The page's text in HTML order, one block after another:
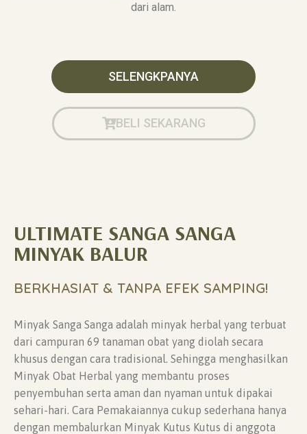
dari alam.
SELENGKPANYA
BELI SEKARANG
ULTIMATE SANGA SANGA
MINYAK BALUR
BERKHASIAT & TANPA EFEK SAMPING!
Minyak Sanga Sanga adalah minyak herbal yang terbuat
dari campuran 69 tanaman obat yang diolah secara
khusus dengan cara tradisional. Sehingga menghasilkan
Minyak Obat Herbal yang membantu proses
penyembuhan serta aman dan nyaman untuk dipakai
sehari-hari. Cara Pemakaiannya cukup sederhana hanya
dengan membalurkan Minyak Kutus Kutus di anggota